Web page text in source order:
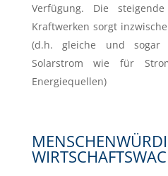
Verfügung. Die
Kraftwerken sorgt
(d.h. gleiche und sogar
Solarstrom wie für
Energiequellen)